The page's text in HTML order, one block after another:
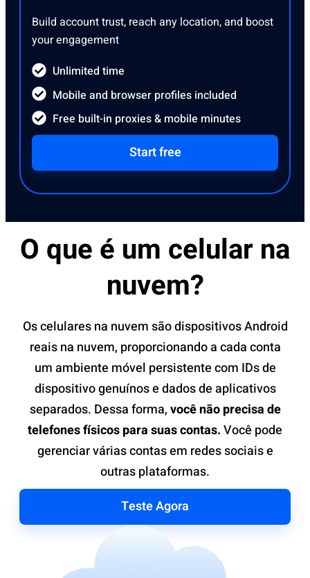
Build account trust, reach any location, and boost
your engagement
Unlimited time
Mobile and browser profiles included
Free built-in proxies & mobile minutes
Start free
O que é um celular na
nuvem?
Os celulares na nuvem são dispositivos Android
reais na nuvem, proporcionando a cada conta
um ambiente móvel persistente com IDs de
dispositivo genuínos e dados de aplicativos
separados. Dessa forma,você não precisa de
telefones físicos para suas contas.Você pode
gerenciar várias contas em redes sociais e
outras plataformas.
Teste Agora